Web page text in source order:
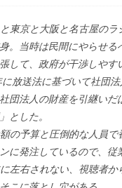
東京と大阪と名古屋の
。当時は民間にやらせ
して、政府が干渉しやす
放送法に基づいて社団
団法人の財産を引継い
とした。
の予算と圧倒的な人員
に発注しているので、従
左右されない、視聴者